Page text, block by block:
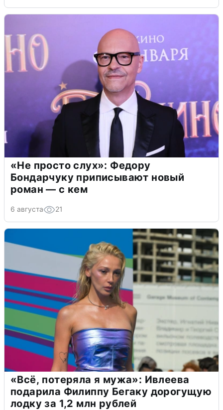
«Не просто слух»: Федору
Бондарчуку приписывают новый
роман — с кем
6 августа 21
«Всё, потеряла я мужа»: Ивлеева
подарила Филиппу Бегаку дорогущую
лодку за 1,2 млн рублей